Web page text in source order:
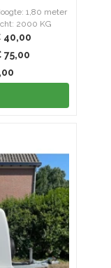
1,80 meter
2000 KG
40,00
75,00